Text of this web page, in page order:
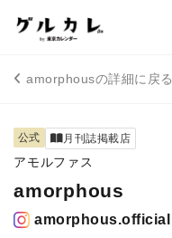
amorphousの詳細に戻る
公式 月刊誌掲載店
アモルファス
amorphous
amorphous.official